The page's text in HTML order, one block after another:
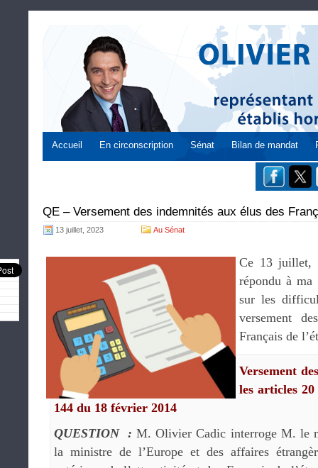
Accueil En circonscription Sénat Bilan de mandat
QE – Versement des indemnités aux élus des
13 juillet, 2023 Au Sénat
Ce 13
répondu à ma
sur les
versement
Français de
Versement
les articles
144 du 18 février 2014
QUESTION : M. Olivier Cadic interroge M. le
la ministre de l’Europe et des affaires